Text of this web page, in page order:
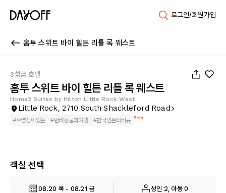
로그인/회원가입
홈투 스위트 바이 힐튼 리틀 록 웨스트
3성급 호텔
홈투 스위트 바이 힐튼 리틀 록 웨스트
Home2 Suites by Hilton Little Rock West
Little Rock, 2710 South Shackleford Road
#수영장이있는 #반려동물과여행 #한국인은바비큐 Beta
객실 선택
08.20 목 - 08.21 금 성인 2, 아동 0